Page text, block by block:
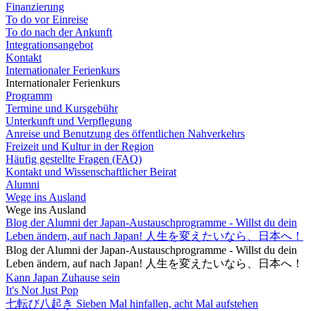
Finanzierung
To do vor Einreise
To do nach der Ankunft
Integrationsangebot
Kontakt
Internationaler Ferienkurs
Internationaler Ferienkurs
Programm
Termine und Kursgebühr
Unterkunft und Verpflegung
Anreise und Benutzung des öffentlichen Nahverkehrs
Freizeit und Kultur in der Region
Häufig gestellte Fragen (FAQ)
Kontakt und Wissenschaftlicher Beirat
Alumni
Wege ins Ausland
Wege ins Ausland
Blog der Alumni der Japan-Austauschprogramme - Willst du dein
Leben ändern, auf nach Japan! 人生を変えたいなら、日本へ！
Blog der Alumni der Japan-Austauschprogramme - Willst du dein
Leben ändern, auf nach Japan! 人生を変えたいなら、日本へ！
Kann Japan Zuhause sein
It's Not Just Pop
七転び八起き Sieben Mal hinfallen, acht Mal aufstehen